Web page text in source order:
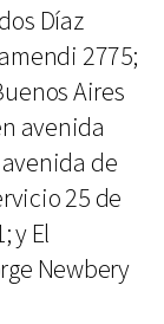
Díaz
2775;
Aires
avenida
de
25 de
y El
Newbery